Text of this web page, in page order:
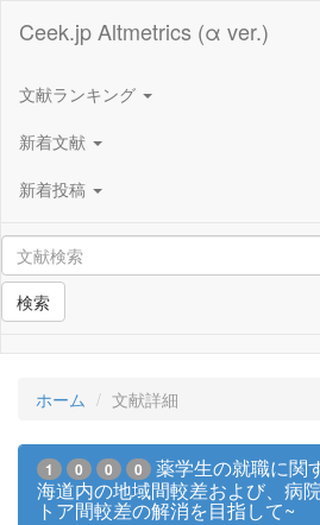
Ceek.jp Altmetrics (α ver.)
文献ランキング
新着文献
新着投稿
検索
ホーム 文献詳細
1 0 0 0
薬学生の就職に関
海道内の地域間較差および、病
トア間較差の解消を目指して~